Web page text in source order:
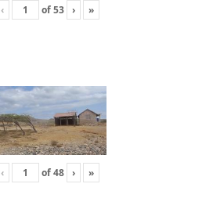
‹ of53 › »
‹ of48 › »